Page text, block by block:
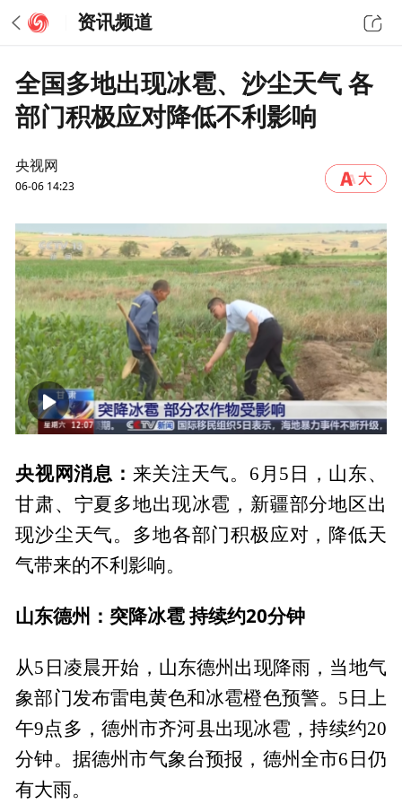
资讯频道
全国多地出现冰雹、沙尘天气 各
部门积极应对降低不利影响
央视网
06-06 14:23
00:00 01:48
央视网消息： 来关注天气。6月5日，山东、
甘肃、宁夏多地出现冰雹，新疆部分地区出
现沙尘天气。多地各部门积极应对，降低天
气带来的不利影响。
山东德州：突降冰雹 持续约20分钟
从5日凌晨开始，山东德州出现降雨，当地气
象部门发布雷电黄色和冰雹橙色预警。5日上
午9点多，德州市齐河县出现冰雹，持续约20
分钟。据德州市气象台预报，德州全市6日仍
有大雨。